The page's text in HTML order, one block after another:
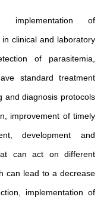
implementation of
clinical and laboratory
of parasitemia,
standard treatment
and diagnosis protocols
improvement of timely
development and
can act on different
can lead to a decrease
implementation of